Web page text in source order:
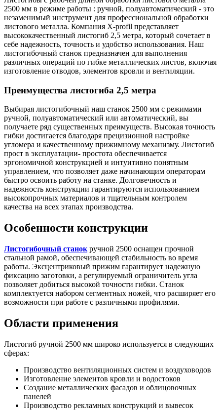
2500 мм в режиме работы : ручной, полуавтоматический - это
незаменимый инструмент для профессиональной обработки
листового металла. Компания X-profil представляет
высококачественный листогиб 2,5 метра, который сочетает в
себе надежность, точность и удобство использования. Наш
листогибочный станок предназначен для выполнения
различных операций по гибке металлических листов, включая
изготовление отводов, элементов кровли и вентиляции.
Преимущества листогиба 2,5 метра
Выбирая листогибочный наш станок 2500 мм с режимами
ручной, полуавтоматический или автоматический, вы
получаете ряд существенных преимуществ. Высокая точность
гибки достигается благодаря прецизионной настройке
угломера и качественному прижимному механизму. Листогиб
прост в эксплуатации- простота обеспечивается
эргономичной конструкцией и интуитивно понятным
управлением, что позволяет даже начинающим операторам
быстро освоить работу на станке. Долговечность и
надежность конструкции гарантируются использованием
высокопрочных материалов и тщательным контролем
качества на всех этапах производства.
Особенности конструкции
Листогибочный станок ручной 2500 оснащен прочной
стальной рамой, обеспечивающей стабильность во время
работы. Эксцентриковый прижим гарантирует надежную
фиксацию заготовки, а регулируемый ограничитель угла
позволяет добиться высокой точности гибки. Станок
комплектуется набором сегментных ножей, что расширяет его
возможности при работе с различными профилями.
Области применения
Листогиб ручной 2500 мм широко используется в следующих
сферах:
Производство вентиляционных систем и воздуховодов
Изготовление элементов кровли и водостоков
Создание металлических фасадов и облицовочных
панелей
Производство рекламных конструкций и вывесок